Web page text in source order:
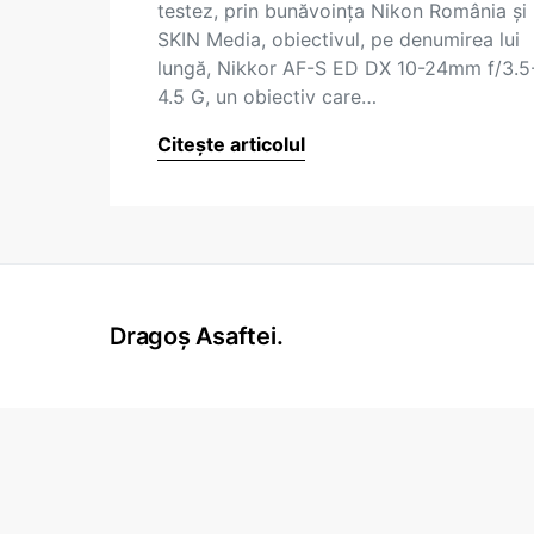
testez, prin bunăvoința Nikon România și
SKIN Media, obiectivul, pe denumirea lui
lungă, Nikkor AF-S ED DX 10-24mm f/
4.5 G, un obiectiv care…
Citește articolul
Dragoș Asaftei.